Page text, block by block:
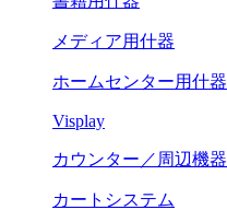
メディア用什器
ホームセンター用什器
Visplay
カウンター／周辺機器
カートシステム